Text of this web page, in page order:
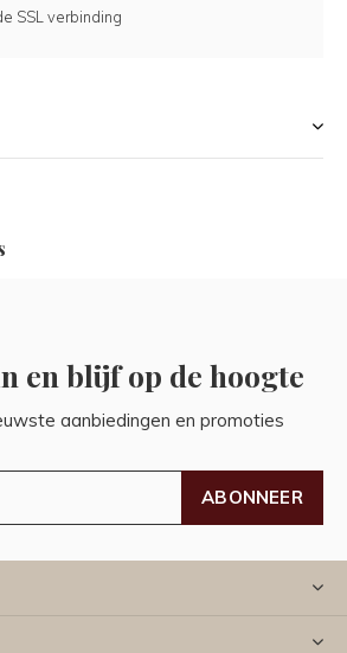
SSL verbinding
en blijf op de hoogte
aanbiedingen en promoties
ABONNEER